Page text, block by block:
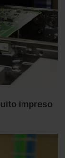
impreso